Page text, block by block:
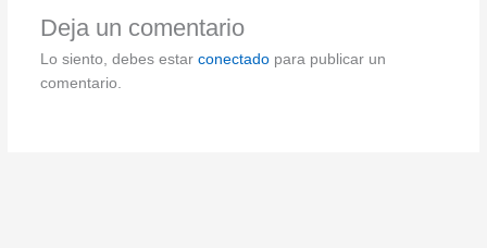
Deja un comentario
Lo siento, debes estar conectadopara publicar un
comentario.